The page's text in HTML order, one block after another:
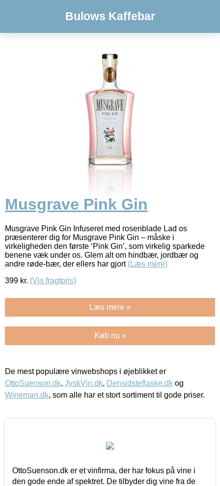
Bulows Kaffebar
Musgrave Pink Gin
Musgrave Pink Gin Infuseret med rosenblade Lad os
præsenterer dig for Musgrave Pink Gin – måske i
virkeligheden den første ‘Pink Gin’, som virkelig sparkede
benene væk under os. Glem alt om hindbær, jordbær og
andre røde-bær, der ellers har gjort (Læs mere)
399 kr. (Vis fragtpris)
Læs mere »
Køb nu »
De mest populære vinwebshops i øjeblikket er
OttoSuenson.dk, JyskVin.dk, Densidsteflaske.dk og
Wineman.dk, som alle har et stort sortiment til gode priser.
OttoSuenson.dk er et vinfirma, der har fokus på vine i
den gode ende af spektret. De tilbyder dig vine fra de